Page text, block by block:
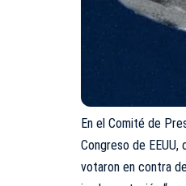
En el Comité de
Congreso de
votaron en contra